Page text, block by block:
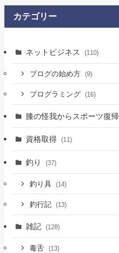
カテゴリー
ネットビジネス (110)
ブログの始め方 (9)
プログラミング (16)
膝の怪我からスポーツ復帰
資格取得 (11)
釣り (37)
釣り具 (14)
釣行記 (13)
雑記 (128)
毒舌 (13)